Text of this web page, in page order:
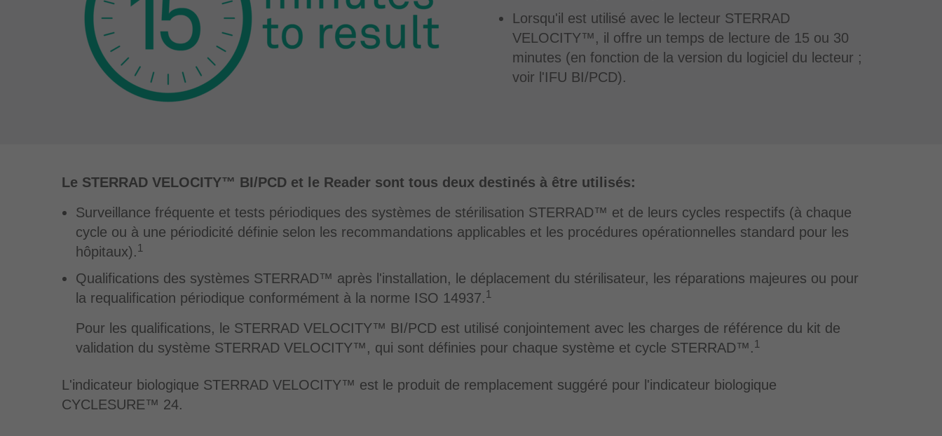
Lorsqu'il est utilisé avec le lecteur STERRAD
VELOCITY™, il offre un temps de lecture de 15 ou 30
minutes (en fonction de la version du logiciel du lecteur ;
voir l'IFU BI/PCD).
Le STERRAD VELOCITY™ BI/PCD et le Reader sont tous deux destinés à être utilisés:
Surveillance fréquente et tests périodiques des systèmes de stérilisation STERRAD™ et de leurs cycles respectifs (à chaque
cycle ou à une périodicité définie selon les recommandations applicables et les procédures opérationnelles standard pour les
hôpitaux).1
Qualifications des systèmes STERRAD™ après l'installation, le déplacement du stérilisateur, les réparations majeures ou pour
la requalification périodique conformément à la norme ISO 14937.1
Pour les qualifications, le STERRAD VELOCITY™ BI/PCD est utilisé conjointement avec les charges de référence du kit de
validation du système STERRAD VELOCITY™, qui sont définies pour chaque système et cycle STERRAD™.1
L'indicateur biologique STERRAD VELOCITY™ est le produit de remplacement suggéré pour l'indicateur biologique
CYCLESURE™ 24.